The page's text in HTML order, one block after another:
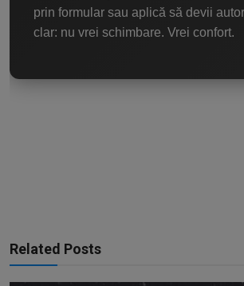
prin formular sau aplică să devii
clar: nu vrei schimbare. Vrei confort.
Related Posts